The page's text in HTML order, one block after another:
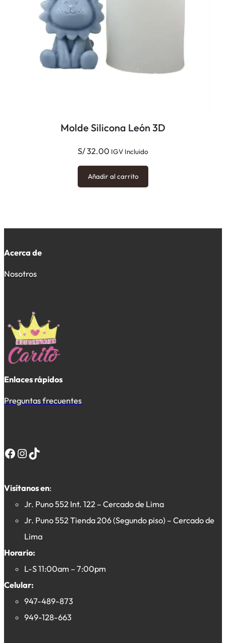
Molde Silicona León 3D
S/32.00 IGV Incluido
Añadir al carrito
Acerca de
Nosotros
Enlaces rápidos
Preguntas frecuentes
Facebook InstagramTikTok
Visítanos en:
Jr. Puno 552 Int. 122 – Cercado de Lima
Jr. Puno 552 Tienda 206 (Segundo piso) – Cercado de
Lima
Horario:
L-S 11:00am – 7:00pm
Celular:
947-489-873
949-128-663